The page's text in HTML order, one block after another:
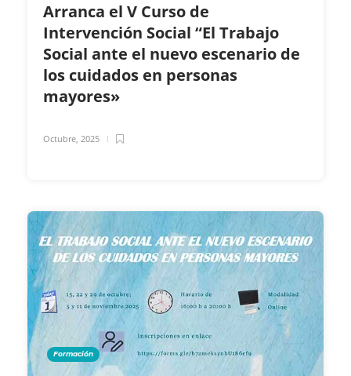
Arranca el V Curso de
Intervención Social “El Trabajo
Social ante el nuevo escenario de
los cuidados en personas
mayores»
Octubre, 2025
Formación